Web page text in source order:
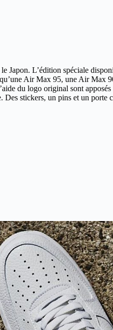
Japon. L’édition spéciale
Air Max 95, une Air Max
du logo original sont
stickers, un pins et un